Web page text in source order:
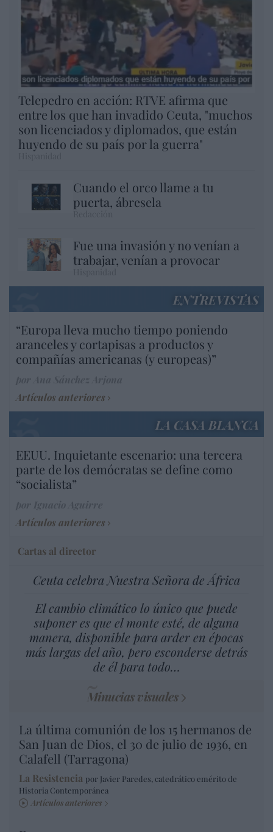
Telepedro en acción: RTVE afirma que
entre los que han invadido Ceuta, "muchos
son licenciados y diplomados, que están
huyendo de su país por la guerra"
Cuando el orco llame a tu
puerta, ábresela
Fue una invasión y no venían a
trabajar, venían a provocar
ENTREVISTAS
“Europa lleva mucho tiempo poniendo
aranceles y cortapisas a productos y
compañías americanas (y europeas)”
Artículos anteriores
LA CASA BLANCA
EEUU. Inquietante escenario: una tercera
parte de los demócratas se define como
“socialista”
Artículos anteriores
Cartas al director
Ceuta celebra Nuestra Señora de África
El cambio climático lo único que puede
suponer es que el monte esté, de alguna
manera, disponible para arder en épocas
más largas del año, pero esconderse detrás
de él para todo…
Minucias visuales
La última comunión de los 15 hermanos de
San Juan de Dios, el 30 de julio de 1936, en
Calafell (Tarragona)
La Resistencia por Javier Paredes, catedrático emérito de
Historia Contemporánea
Artículos anteriores